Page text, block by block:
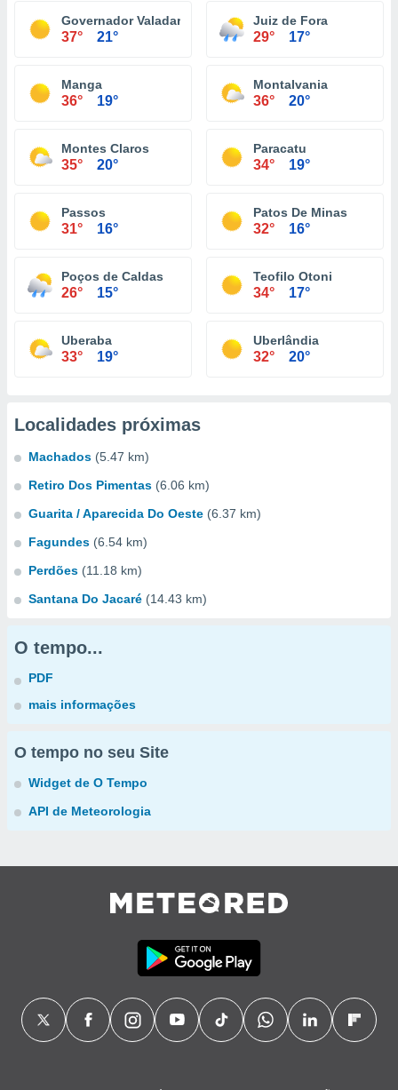
Governador Valadares
37° 21°
Juiz de Fora
29° 17°
Manga
36° 19°
Montalvania
36° 20°
Montes Claros
35° 20°
Paracatu
34° 19°
Passos
31° 16°
Patos De Minas
32° 16°
Poços de Caldas
26° 15°
Teofilo Otoni
34° 17°
Uberaba
33° 19°
Uberlândia
32° 20°
Localidades próximas
Machados (5.47 km)
Retiro Dos Pimentas (6.06 km)
Guarita / Aparecida Do Oeste (6.37 km)
Fagundes (6.54 km)
Perdões (11.18 km)
Santana Do Jacaré (14.43 km)
O tempo...
PDF
mais informações
O tempo no seu Site
Widget de O Tempo
API de Meteorologia